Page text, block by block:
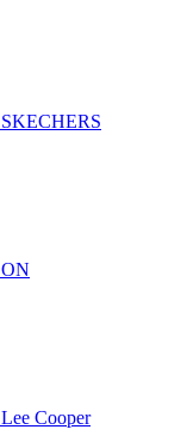
SKECHERS
ON
Lee Cooper